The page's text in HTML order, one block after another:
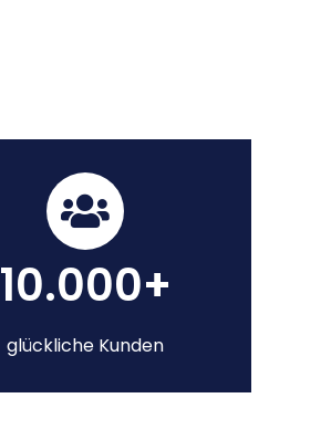
10.000+
glückliche Kunden